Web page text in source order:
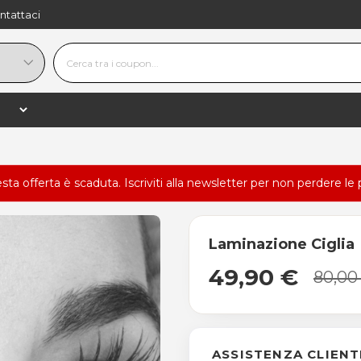
offerta è scaduta. Iscriviti alla newsletter per non perdere le
Laminazione Ciglia
49,90 €
ASSISTENZA